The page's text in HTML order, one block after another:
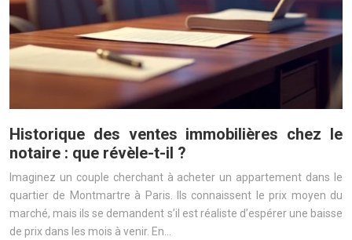
Historique des ventes immobilières chez le
notaire : que révèle-t-il ?
Imaginez un couple cherchant à acheter un appartement dans le
quartier de Montmartre à Paris. Ils connaissent le prix moyen du
marché, mais ils se demandent s’il est réaliste d’espérer une baisse
de prix dans les mois à venir. En…